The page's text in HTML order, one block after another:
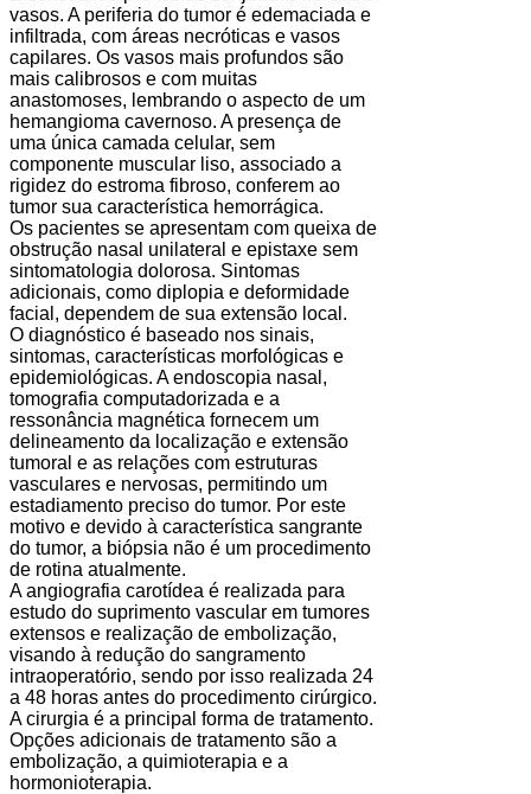
vasos. A periferia do tumor é edemaciada e
infiltrada, com áreas necróticas e vasos
capilares. Os vasos mais profundos são
mais calibrosos e com muitas
anastomoses, lembrando o aspecto de um
hemangioma cavernoso. A presença de
uma única camada celular, sem
componente muscular liso, associado a
rigidez do estroma fibroso, conferem ao
tumor sua característica hemorrágica.
Os pacientes se apresentam com queixa de
obstrução nasal unilateral e epistaxe sem
sintomatologia dolorosa. Sintomas
adicionais, como diplopia e deformidade
facial, dependem de sua extensão local.
O diagnóstico é baseado nos sinais,
sintomas, características morfológicas e
epidemiológicas. A endoscopia nasal,
tomografia computadorizada e a
ressonância magnética fornecem um
delineamento da localização e extensão
tumoral e as relações com estruturas
vasculares e nervosas, permitindo um
estadiamento preciso do tumor. Por este
motivo e devido à característica sangrante
do tumor, a biópsia não é um procedimento
de rotina atualmente.
A angiografia carotídea é realizada para
estudo do suprimento vascular em tumores
extensos e realização de embolização,
visando à redução do sangramento
intraoperatório, sendo por isso realizada 24
a 48 horas antes do procedimento cirúrgico.
A cirurgia é a principal forma de tratamento.
Opções adicionais de tratamento são a
embolização, a quimioterapia e a
hormonioterapia.